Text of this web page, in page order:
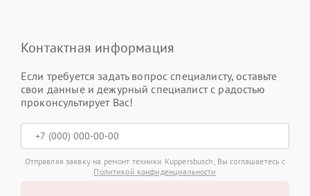
Контактная информация
Если требуется задать вопрос специалисту, оставьте
свои данные и дежурный специалист с радостью
проконсультирует Вас!
Отправляя заявку на ремонт техники Kuppersbusch, Вы соглашаетесь с
Политикой конфиденциальности